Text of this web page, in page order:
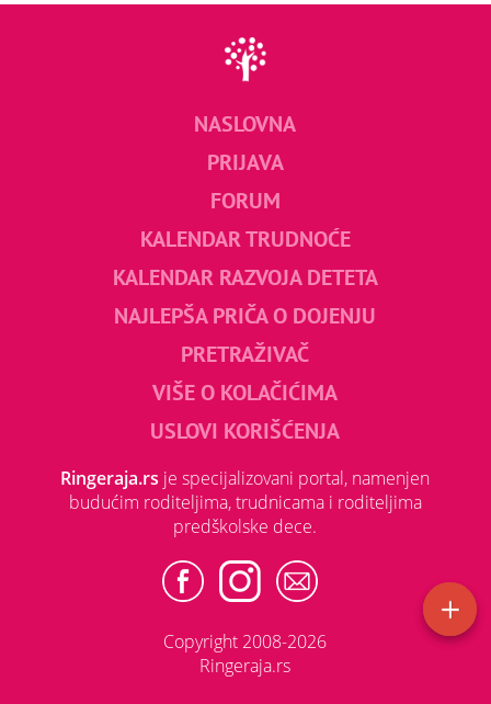
NASLOVNA
PRIJAVA
FORUM
KALENDAR TRUDNOĆE
KALENDAR RAZVOJA DETETA
NAJLEPŠA PRIČA O DOJENJU
PRETRAŽIVAČ
VIŠE O KOLAČIĆIMA
USLOVI KORIŠĆENJA
Ringeraja.rs je specijalizovani portal, namenjen
budućim roditeljima, trudnicama i roditeljima
predškolske dece.
Copyright 2008-2026
Ringeraja.rs